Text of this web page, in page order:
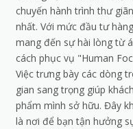
chuyến hành trình thư
nhất. Với mức đầu tư
mang đến sự hài lòng từ
cách phục vụ "Human
Việc trưng bày các dòng
gian sang trọng giúp
phẩm mình sở hữu. Đây
là nơi để bạn tận hưởng